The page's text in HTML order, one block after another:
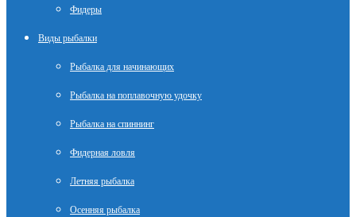
Фидеры
Виды рыбалки
Рыбалка для начинающих
Рыбалка на поплавочную удочку
Рыбалка на спиннинг
Фидерная ловля
Летняя рыбалка
Осенняя рыбалка